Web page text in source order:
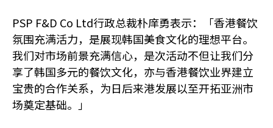
PSP F&D Co Ltd行政总裁朴庠勇表示：「香港餐饮
氛围充满活力，是展现韩国美食文化的理想平台。
我们对市场前景充满信心，是次活动不但让我们分
享了韩国多元的餐饮文化，亦与香港餐饮业界建立
宝贵的合作关系，为日后来港发展以至开拓亚洲市
场奠定基础。」